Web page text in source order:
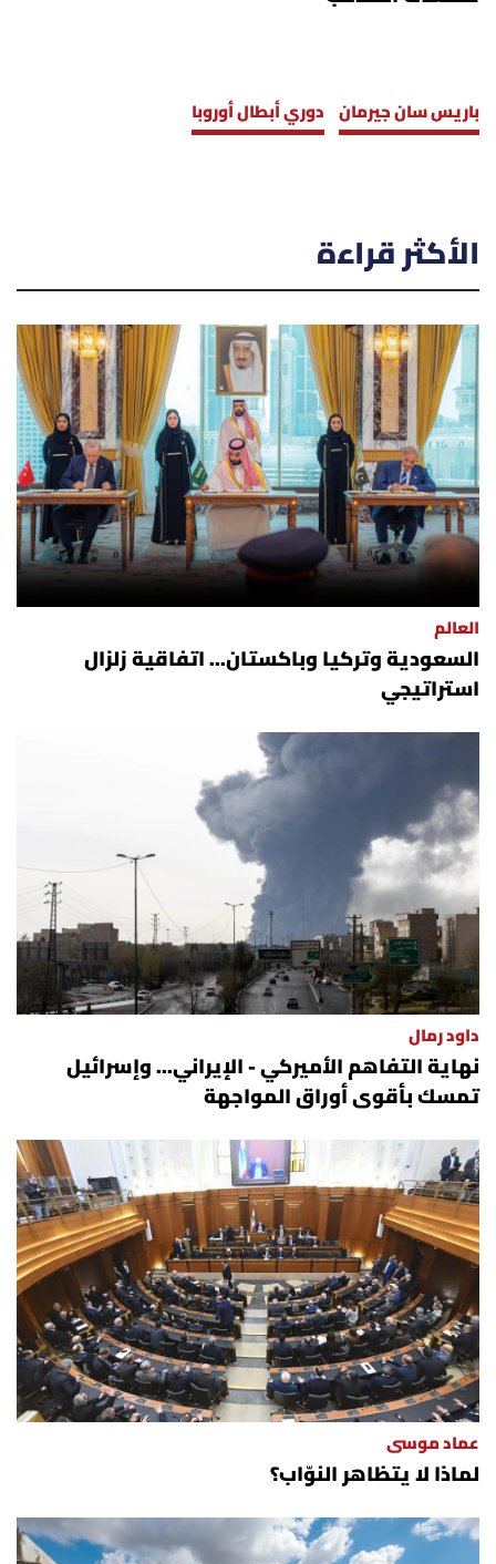
باريس سان جيرمان دوري أبطال أوروبا
الأكثر قراءة
العالم
السعودية وتركيا وباكستان... اتفاقية زلزال
استراتيجي
داود رمال
نهاية التفاهم الأميركي - الإيراني... وإسرائيل
تمسك بأقوى أوراق المواجهة
عماد موسى
لماذا لا يتظاهر النوّاب؟